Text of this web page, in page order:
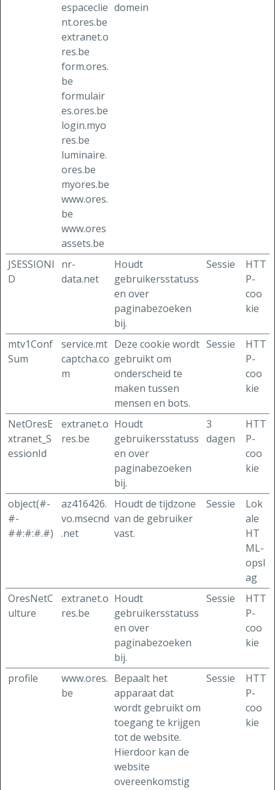
espaceclie
nt.ores.be
extranet.o
res.be
form.ores.
be
formulair
es.ores.be
login.myo
res.be
luminaire.
ores.be
myores.be
www.ores.
be
www.ores
assets.be
domein
JSESSIONI
D
nr-
data.net
Houdt
gebruikersstatuss
en over
paginabezoeken
bij.
Sessie
HTT
P-
coo
kie
mtv1Conf
Sum
service.mt
captcha.co
m
Deze cookie wordt
gebruikt om
onderscheid te
maken tussen
mensen en bots.
Sessie
HTT
P-
coo
kie
NetOresE
xtranet_S
essionId
extranet.o
res.be
Houdt
gebruikersstatuss
en over
paginabezoeken
bij.
3
dagen
HTT
P-
coo
kie
object(#-
#-
##:#:#.#)
az416426.
vo.msecnd
.net
Houdt de tijdzone
van de gebruiker
vast.
Sessie
Lok
ale
HT
ML-
opsl
ag
OresNetC
ulture
extranet.o
res.be
Houdt
gebruikersstatuss
en over
paginabezoeken
bij.
Sessie
HTT
P-
coo
kie
profile
www.ores.
be
Bepaalt het
apparaat dat
wordt gebruikt om
toegang te krijgen
tot de website.
Hierdoor kan de
website
overeenkomstig
Sessie
HTT
P-
coo
kie